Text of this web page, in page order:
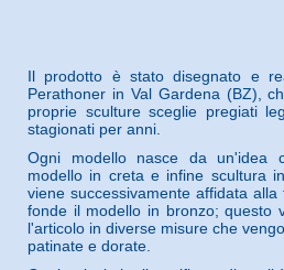
Il prodotto è stato disegnato e
Perathoner in Val Gardena (BZ),
proprie sculture sceglie pregiati
stagionati per anni.
Ogni modello nasce da un'idea
modello in creta e infine scultura
viene successivamente affidata
fonde il modello in bronzo; questo
l'articolo in diverse misure che
patinate e dorate.